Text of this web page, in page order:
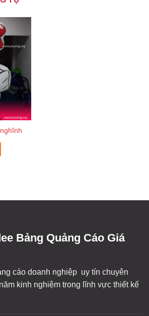
Bảng Quảng Cáo Giá
cáo doanh nghiệp uy tín chuyên
kinh nghiệm trong lĩnh vực thiết kế